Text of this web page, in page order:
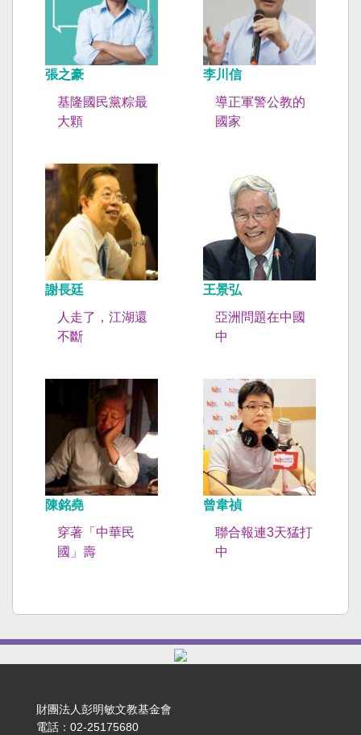
張之豪
基隆國民黨粽最
大顆
李川信
導正軍警公教的
國家
謝長廷
人走了，江湖還
不斷
王景弘
亞洲問題在中國
中
陳銘堯
穿著「中華民
國」壽
曾韋禎
聯合報連3天猛打
中
財團法人彭明敏文教基金會
電話：02-25175680